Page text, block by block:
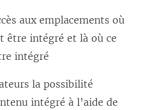
aux emplacements où
être intégré et là où ce
intégré
la possibilité
intégré à l’aide de